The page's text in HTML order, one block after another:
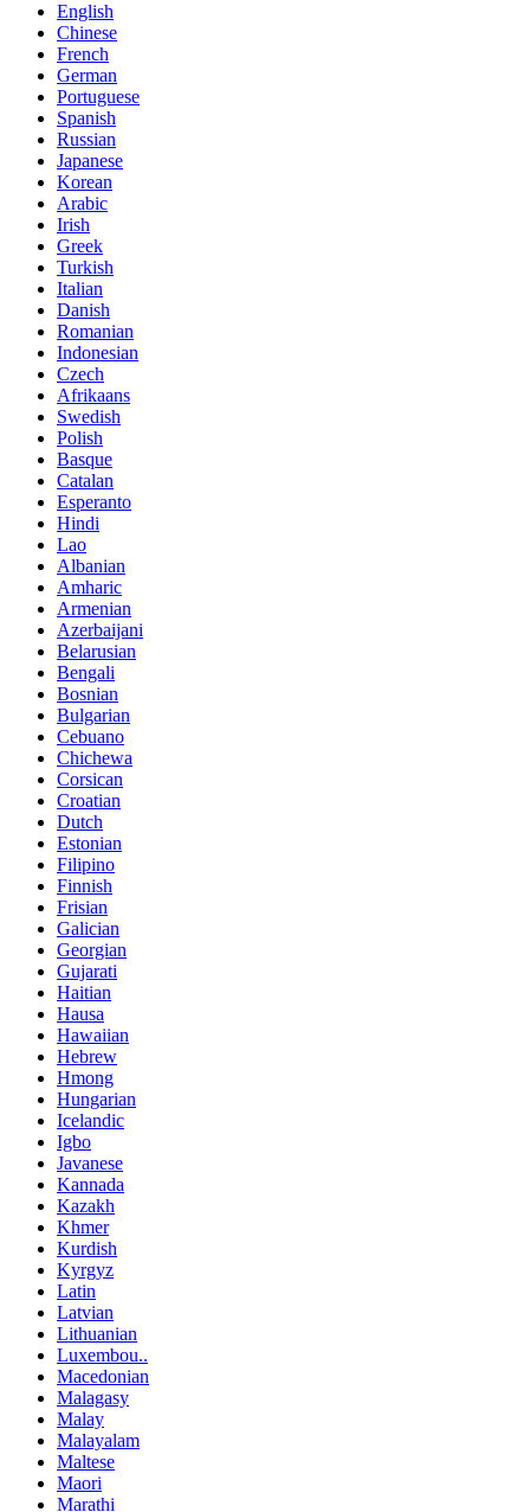
English
Chinese
French
German
Portuguese
Spanish
Russian
Japanese
Korean
Arabic
Irish
Greek
Turkish
Italian
Danish
Romanian
Indonesian
Czech
Afrikaans
Swedish
Polish
Basque
Catalan
Esperanto
Hindi
Lao
Albanian
Amharic
Armenian
Azerbaijani
Belarusian
Bengali
Bosnian
Bulgarian
Cebuano
Chichewa
Corsican
Croatian
Dutch
Estonian
Filipino
Finnish
Frisian
Galician
Georgian
Gujarati
Haitian
Hausa
Hawaiian
Hebrew
Hmong
Hungarian
Icelandic
Igbo
Javanese
Kannada
Kazakh
Khmer
Kurdish
Kyrgyz
Latin
Latvian
Lithuanian
Luxembou..
Macedonian
Malagasy
Malay
Malayalam
Maltese
Maori
Marathi